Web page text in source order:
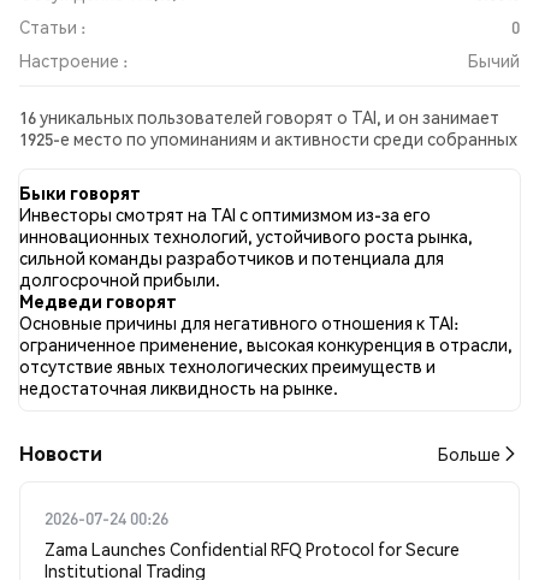
Статьи :
0
Настроение :
Бычий
16 уникальных пользователей говорят о TAI, и он занимает
1925-е место по упоминаниям и активности среди собранных
во всех социальных сетях было Бычий. Всего было
опубликовано 0 новостных статей о TAI. В Twitter 63.33%
твитов имели бычий настрой по сравнению с 6.67% твитов с
медвежьим настроем по TAI. 30.00% твитов были
нейтральными по отношению к TAI. Эти данные основаны на
30 твитах.
Быки говорят
Инвесторы смотрят на TAI с оптимизмом из-за его
инновационных технологий, устойчивого роста рынка,
сильной команды разработчиков и потенциала для
долгосрочной прибыли.
Медведи говорят
Основные причины для негативного отношения к TAI:
ограниченное применение, высокая конкуренция в отрасли,
отсутствие явных технологических преимуществ и
недостаточная ликвидность на рынке.
Новости Больше
2026-07-24 00:26
Zama Launches Confidential RFQ Protocol for Secure
Institutional Trading